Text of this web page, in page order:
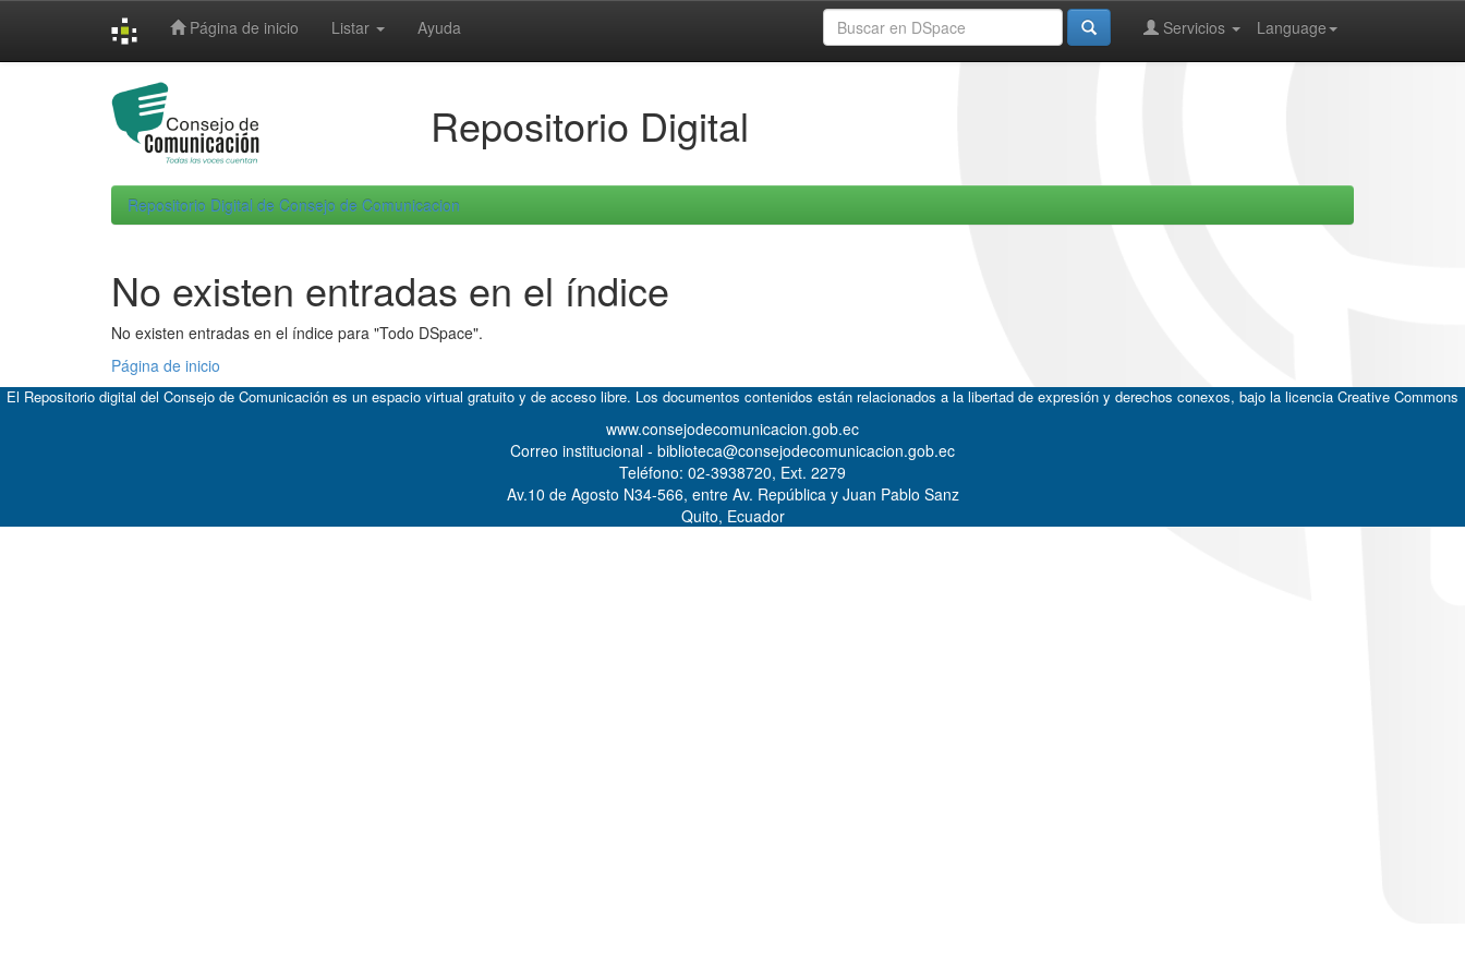
Página de inicio Listar Ayuda Language
Servicios
Repositorio Digital
Repositorio Digital de Consejo de Comunicacion
No existen entradas en el índice
No existen entradas en el índice para "Todo DSpace".
Página de inicio
El Repositorio digital del Consejo de Comunicación es un espacio virtual gratuito y de acceso libre. Los documentos contenidos están relacionados a la libertad de expresión y derechos conexos, bajo la licencia Creative Commons
www.consejodecomunicacion.gob.ec
Correo institucional - biblioteca@consejodecomunicacion.gob.ec
Teléfono: 02-3938720, Ext. 2279
Av.10 de Agosto N34-566, entre Av. República y Juan Pablo Sanz
Quito, Ecuador